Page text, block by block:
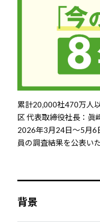
累計20,000社470万人
区 代表取締役社長：眞
2026年3月24日～5月6
員の調査結果を公表い
背景